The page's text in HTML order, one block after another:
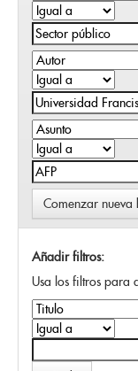
Comenzar nueva
Añadir filtros:
Usa los filtros para